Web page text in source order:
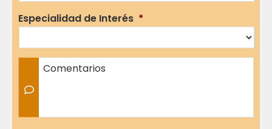
Especialidad de Interés *
Comentarios